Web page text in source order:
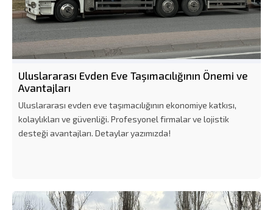
Uluslararası Evden Eve Taşımacılığının Önemi ve
Avantajları
Uluslararası evden eve taşımacılığının ekonomiye katkısı,
kolaylıkları ve güvenliği. Profesyonel firmalar ve lojistik
desteği avantajları. Detaylar yazımızda!